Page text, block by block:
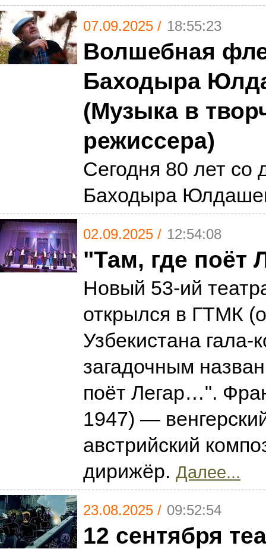
07.09.2025 / 18:55:23
Волшебная
Баходыра
(Музыка в
режиссера)
Сегодня 80 лет со
Баходыра
02.09.2025 / 12:54:08
"Там, где поёт
Новый 53-ий
открылся в ГТМК
Узбекистана гала-
загадочным
поёт Легар…".
1947) —
австрийский
дирижёр. Далее...
23.08.2025 / 09:52:54
12 сентября